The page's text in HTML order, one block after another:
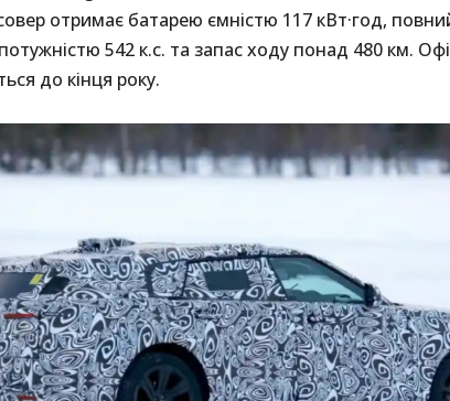
отримає батарею ємністю 117 кВт·год,
542 к.с. та запас ходу понад 480 км.
до кінця року.